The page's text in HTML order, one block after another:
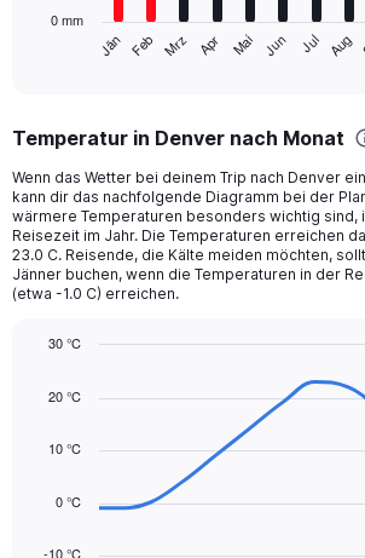
Range:
categories.
The
chart
has
1
Y
displaying
Range:
to
Jän Feb Mrz Apr Mai Jun Jul Aug
0 mm
Temperatur in Denver nach Monat
Wenn das Wetter bei deinem Trip nach Denver
kann dir das nachfolgende Diagramm bei der
wärmere Temperaturen besonders wichtig sind,
Reisezeit im Jahr. Die Temperaturen erreichen
23.0 C. Reisende, die Kälte meiden möchten,
Jänner buchen, wenn die Temperaturen in der
(etwa -1.0 C) erreichen.
chart
with
data
The
-10 °C
0 °C
10 °C
20 °C
30 °C